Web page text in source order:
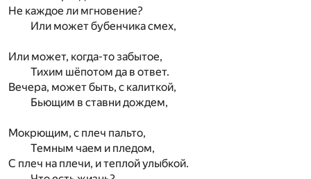
Не каждое ли мгновение?
Или может бубенчика смех,
Или может, когда-то забытое,
Тихим шёпотом да в ответ.
Вечера, может быть, с калиткой,
Бьющим в ставни дождем,
Мокрющим, с плеч пальто,
Темным чаем и пледом,
С плеч на плечи, и теплой улыбкой.